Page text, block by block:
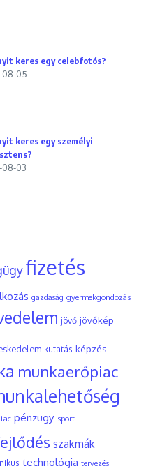
keres egy celebfotós?
08-05
keres egy személyi
03
fizetés
gazdaság gyermekgondozás
jövő jövőkép
kutatás képzés
munkaerőpiac
pénzügy sport
szakmák
technológia tervezés